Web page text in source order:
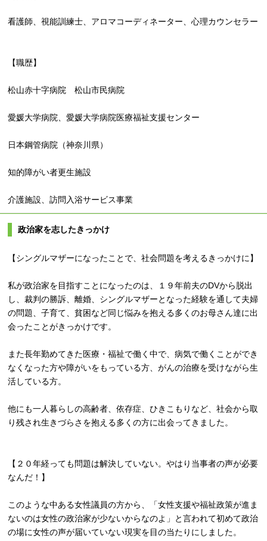
看護師、視能訓練士、アロマコーディネーター、心理カウンセラー
【職歴】
松山赤十字病院 松山市民病院
愛媛大学病院、愛媛大学病院医療福祉支援センター
日本鋼管病院（神奈川県）
知的障がい者更生施設
介護施設、訪問入浴サービス事業
政治家を志したきっかけ
【シングルマザーになったことで、社会問題を考えるきっかけに】
私が政治家を目指すことになったのは、１９年前夫のDVから脱出
し、裁判の勝訴、離婚、シングルマザーとなった経験を通して夫婦
の問題、子育て、貧困など同じ悩みを抱える多くのお母さん達に出
会ったことがきっかけです。
また長年勤めてきた医療・福祉で働く中で、病気で働くことができ
なくなった方や障がいをもっている方、がんの治療を受けながら生
活している方。
他にも一人暮らしの高齢者、依存症、ひきこもりなど、社会から取
り残され生きづらさを抱える多くの方に出会ってきました。
【２０年経っても問題は解決していない。やはり当事者の声が必要
なんだ！】
このような中ある女性議員の方から、「女性支援や福祉政策が進ま
ないのは女性の政治家が少ないからなのよ」と言われて初めて政治
の場に女性の声が届いていない現実を目の当たりにしました。